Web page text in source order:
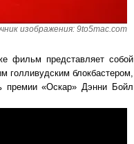
изображения: 9to5mac.com
фильм представляет собой
голливудским блокбастером,
премии «Оскар» Дэнни Бойл